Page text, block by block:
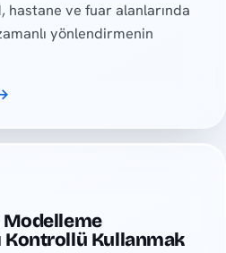
hastane ve fuar alanlarında
yönlendirmenin
Modelleme
Kontrollü Kullanmak